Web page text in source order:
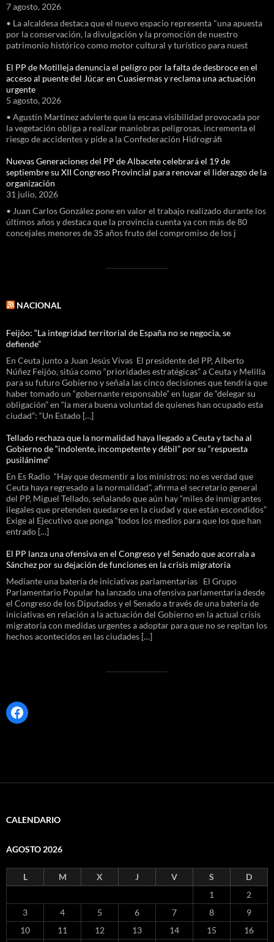
7 agosto, 2026
• La alcaldesa destaca que el nuevo espacio representa "una apuesta
por la conservación, la divulgación y la promoción de nuestro
patrimonio histórico como motor cultural y turístico para nuest
El PP de Motilleja denuncia el peligro por la falta de desbroce en el
acceso al puente del Júcar en Cuasiermas y reclama una actuación
urgente
5 agosto, 2026
• Agustín Martínez advierte que la escasa visibilidad provocada por
la vegetación obliga a realizar maniobras peligrosas, incrementa el
riesgo de accidentes y pide a la Confederación Hidrográfi
Nuevas Generaciones del PP de Albacete celebrará el 19 de
septiembre su XII Congreso Provincial para renovar el liderazgo de la
organización
31 julio, 2026
• Juan Carlos González pone en valor el trabajo realizado durante los
últimos años y destaca que la provincia cuenta ya con más de 80
concejales menores de 35 años fruto del compromiso de los j
NACIONAL
Feijóo: “La integridad territorial de España no se negocia, se
defiende”
En Ceuta junto a Juan Jesús Vivas El presidente del PP, Alberto
Núñez Feijóo, sitúa como “prioridades estratégicas” a Ceuta y Melilla
para su futuro Gobierno y señala las cinco decisiones que tendría que
haber tomado un “gobernante responsable” en lugar de “delegar su
obligación” en “la mera buena voluntad de quienes han ocupado esta
ciudad”: “Un Estado […]
Tellado rechaza que la normalidad haya llegado a Ceuta y tacha al
Gobierno de “indolente, incompetente y débil” por su “respuesta
pusilánime”
En Es Radio “Hay que desmentir a los ministros: no es verdad que
Ceuta haya regresado a la normalidad”, afirma el secretario general
del PP, Miguel Tellado, señalando que aún hay “miles de inmigrantes
ilegales que pretenden quedarse en la ciudad y que están escondidos”
Exige al Ejecutivo que ponga “todos los medios para que los que han
entrado […]
El PP lanza una ofensiva en el Congreso y el Senado que acorrala a
Sánchez por su dejación de funciones en la crisis migratoria
Mediante una batería de iniciativas parlamentarias El Grupo
Parlamentario Popular ha lanzado una ofensiva parlamentaria desde
el Congreso de los Diputados y el Senado a través de una batería de
iniciativas en relación a la actuación del Gobierno en la actual crisis
migratoria con medidas urgentes a adoptar para que no se repitan los
hechos acontecidos en las ciudades […]
Facebook
CALENDARIO
AGOSTO 2026
L M X J V S
D
1
2
3
4 5 6 7 8
9
10
11 12 13 14 15 16